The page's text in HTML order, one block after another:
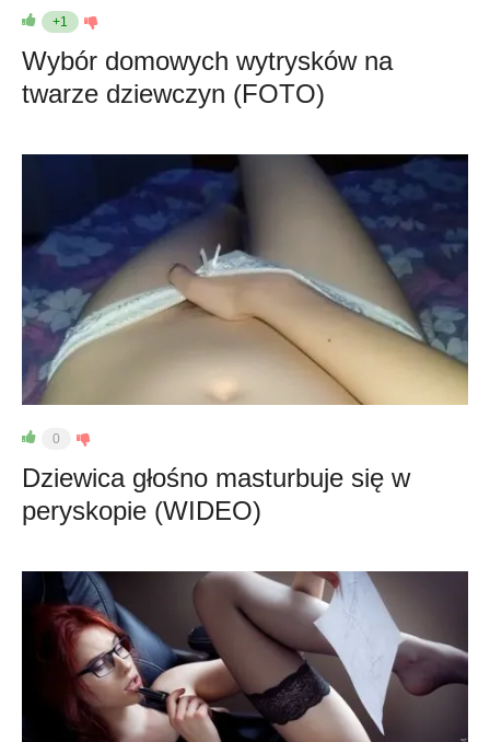
+1
Wybór domowych wytrysków na
twarze dziewczyn (FOTO)
0
Dziewica głośno masturbuje się w
peryskopie (WIDEO)